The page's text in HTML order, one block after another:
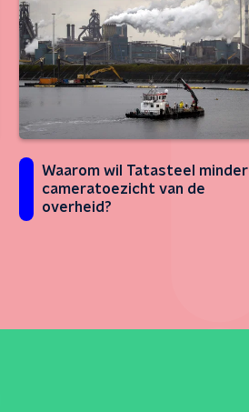
Waarom wil Tatasteel minder
cameratoezicht van de
overheid?